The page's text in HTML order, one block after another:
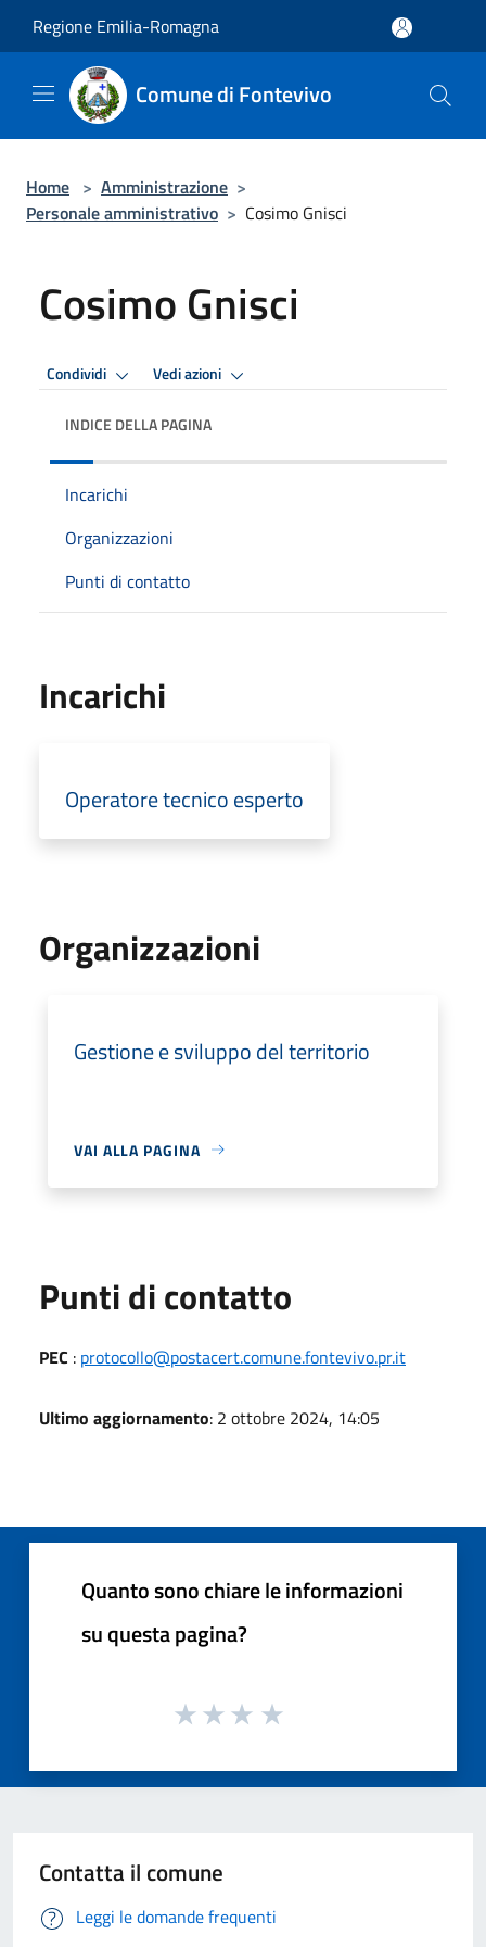
Regione Emilia-Romagna
Comune di Fontevivo
Home > Amministrazione >
Personale amministrativo > Cosimo Gnisci
Cosimo Gnisci
Condividi Vedi azioni
INDICE DELLA PAGINA
Incarichi
Organizzazioni
Punti di contatto
Incarichi
Operatore tecnico esperto
Organizzazioni
Gestione e sviluppo del territorio
VAI ALLA PAGINA
Punti di contatto
PEC : protocollo@postacert.comune.fontevivo.pr.it
Ultimo aggiornamento: 2 ottobre 2024, 14:05
Quanto sono chiare le informazioni
su questa pagina?
Contatta il comune
Leggi le domande frequenti